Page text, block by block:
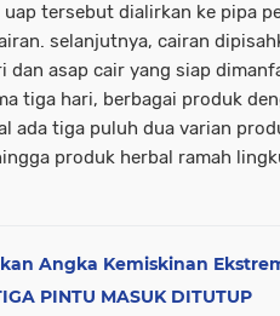
tersebut dialirkan ke pipa
selanjutnya, cairan
dan asap cair yang siap
tiga hari, berbagai produk
ada tiga puluh dua varian
produk herbal ramah
Angka Kemiskinan
PINTU MASUK DITUTUP